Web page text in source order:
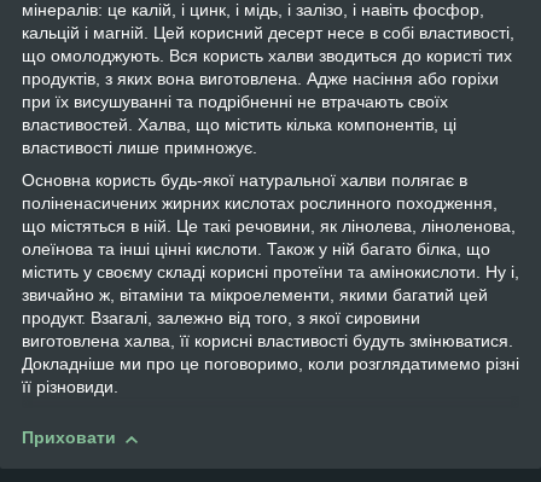
мінералів: це калій, і цинк, і мідь, і залізо, і навіть фосфор,
кальцій і магній. Цей корисний десерт несе в собі властивості,
що омолоджують. Вся користь халви зводиться до користі тих
продуктів, з яких вона виготовлена. Адже насіння або горіхи
при їх висушуванні та подрібненні не втрачають своїх
властивостей. Халва, що містить кілька компонентів, ці
властивості лише примножує.
Основна користь будь-якої натуральної халви полягає в
поліненасичених жирних кислотах рослинного походження,
що містяться в ній. Це такі речовини, як лінолева, ліноленова,
олеїнова та інші цінні кислоти. Також у ній багато білка, що
містить у своєму складі корисні протеїни та амінокислоти. Ну і,
звичайно ж, вітаміни та мікроелементи, якими багатий цей
продукт. Взагалі, залежно від того, з якої сировини
виготовлена халва, її корисні властивості будуть змінюватися.
Докладніше ми про це поговоримо, коли розглядатимемо різні
її різновиди.
Приховати